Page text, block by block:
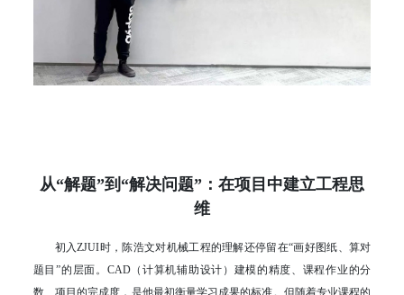
从“解题”到“解决问题”：在项目中建立工程思
维
初入ZJUI时，陈浩文对机械工程的理解还停留在“画好图纸、算对
题目”的层面。CAD（计算机辅助设计）建模的精度、课程作业的分